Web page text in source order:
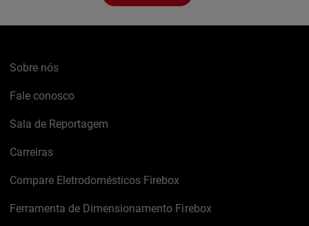
Sobre nós
Fale conosco
Sala de Reportagem
Carreiras
Compare Eletrodomésticos Firebox
Ferramenta de Dimensionamento Firebox